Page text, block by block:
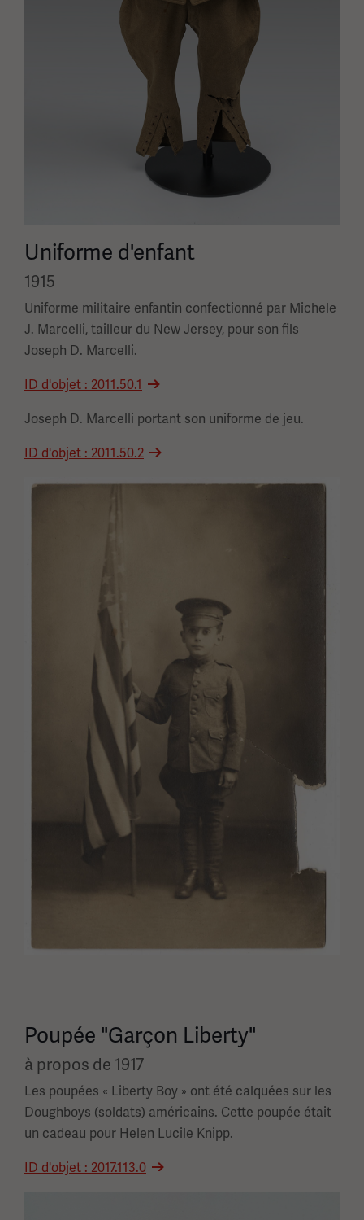
Uniforme d'enfant
1915
Uniforme militaire enfantin confectionné par Michele
J. Marcelli, tailleur du New Jersey, pour son fils
Joseph D. Marcelli.
ID d'objet : 2011.50.1
Joseph D. Marcelli portant son uniforme de jeu.
ID d'objet : 2011.50.2
Image(s)
Poupée "Garçon Liberty"
à propos de 1917
Les poupées « Liberty Boy » ont été calquées sur les
Doughboys (soldats) américains. Cette poupée était
un cadeau pour Helen Lucile Knipp.
ID d'objet : 2017.113.0